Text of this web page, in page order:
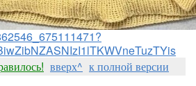
вверх^ к полной версии